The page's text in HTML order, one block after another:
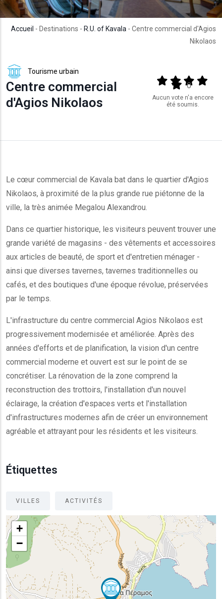
Accueil - Destinations - R.U. of Kavala - Centre commercial d'Agios
Nikolaos
Tourisme urbain
Centre commercial
d'Agios Nikolaos
Output format
(star)(star)(star)
(star)
0
Aucun vote n'a encore
été soumis.
Le cœur commercial de Kavala bat dans le quartier d'Agios
Nikolaos, à proximité de la plus grande rue piétonne de la
ville, la très animée Megalou Alexandrou.
Dans ce quartier historique, les visiteurs peuvent trouver une
grande variété de magasins - des vêtements et accessoires
aux articles de beauté, de sport et d'entretien ménager -
ainsi que diverses tavernes, tavernes traditionnelles ou
cafés, et des boutiques d'une époque révolue, préservées
par le temps.
L'infrastructure du centre commercial Agios Nikolaos est
progressivement modernisée et améliorée. Après des
années d'efforts et de planification, la vision d'un centre
commercial moderne et ouvert est sur le point de se
concrétiser. La rénovation de la zone comprend la
reconstruction des trottoirs, l'installation d'un nouvel
éclairage, la création d'espaces verts et l'installation
d'infrastructures modernes afin de créer un environnement
agréable et attrayant pour les résidents et les visiteurs.
Étiquettes
VILLES ACTIVITÉS
+
−